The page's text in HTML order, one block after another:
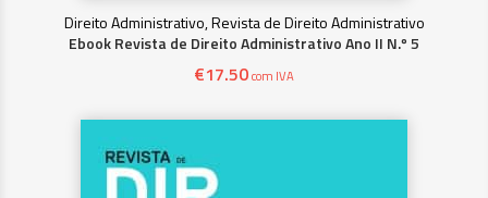
Direito Administrativo, Revista de Direito Administrativo
Ebook Revista de Direito Administrativo Ano II N.º 5
€17.50com IVA